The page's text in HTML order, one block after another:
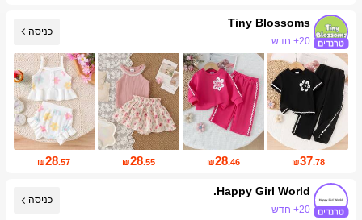
Tiny BIossoms
20+ חדש
כניסה
₪37.78
₪28.46
₪28.55
₪28.57
Happy Girl World.
20+ חדש
כניסה